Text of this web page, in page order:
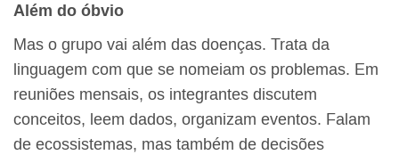
Além do óbvio
Mas o grupo vai além das doenças. Trata da
linguagem com que se nomeiam os problemas. Em
reuniões mensais, os integrantes discutem
conceitos, leem dados, organizam eventos. Falam
de ecossistemas, mas também de decisões